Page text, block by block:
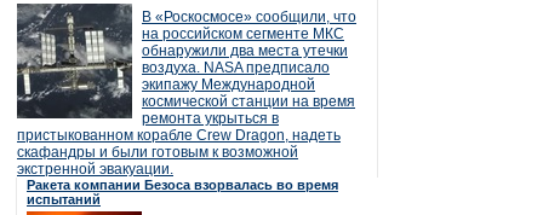
В «Роскосмосе» сообщили, что
на российском сегменте МКС
обнаружили два места утечки
воздуха. NASA предписало
экипажу Международной
космической станции на время
ремонта укрыться в
пристыкованном корабле Crew Dragon, надеть
скафандры и были готовым к возможной
экстренной эвакуации.
Ракета компании Безоса взорвалась во время
испытаний